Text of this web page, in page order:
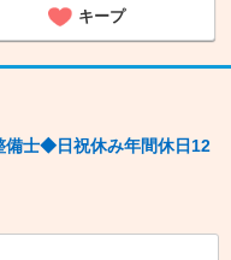
キープ
備士◆日祝休み年間休日12